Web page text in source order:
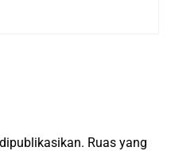
Ruas yang